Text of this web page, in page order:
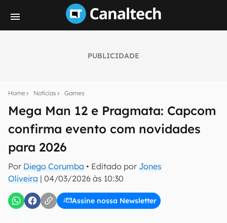
PUBLICIDADE
Home Notícias Games
Mega Man 12 e Pragmata: Capcom
confirma evento com novidades
para 2026
Por Diego Corumba • Editado por Jones
Oliveira | 04/03/2026 às 10:30
Assine nossa Newsletter
notícias e reviews sobre tecnologia em primeira
E-mail
inscreva-se
Confirmo que li, aceito e concordo com os Termos de
Uso e Política de Privacidade do Canaltech.